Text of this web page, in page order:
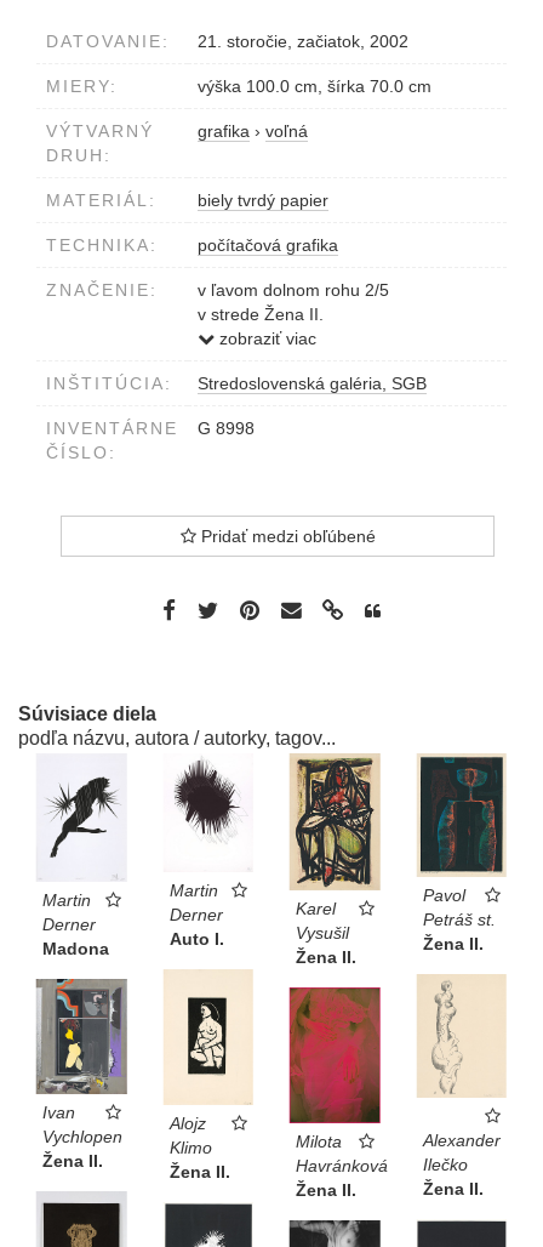
DATOVANIE: 21. storočie, začiatok, 2002
MIERY: výška 100.0 cm, šírka 70.0 cm
VÝTVARNÝ
DRUH:
grafika › voľná
MATERIÁL: biely tvrdý papier
TECHNIKA: počítačová grafika
ZNAČENIE:
v ľavom dolnom rohu 2/5
v strede Žena II.
v ďaľšom rohu Martin Derner 2002
DERNER 'ŽENA II' 2002
zobraziť viac
INŠTITÚCIA: Stredoslovenská galéria, SGB
INVENTÁRNE
ČÍSLO:
G 8998
Pridať medzi obľúbené
Súvisiace diela
podľa názvu, autora / autorky, tagov...
Martin
Derner
Madona
Martin
Derner
Auto I.
Karel
Vysušil
Žena II.
Pavol
Petráš st.
Žena II.
Alojz
Klimo
Žena II.
Alexander
Ilečko
Žena II.
Ivan
Vychlopen
Žena II.
Milota
Havránková
Žena II.